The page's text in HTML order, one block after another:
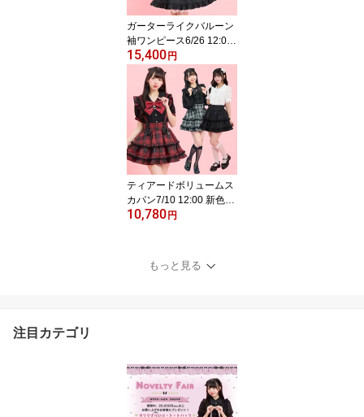
ガーターライクバルーン
袖ワンピース6/26 12:00
販売スタートsecrethone
y シークレットハニ
ー シーハニ 量産型
地雷系 参戦服 レディ
ース ワンピ 可愛い
ワイン ブラック 黒
15,400円
ティアードボリュームス
カパン7/10 12:00 新色登
場11/27 12:00 販売スタ
ニ 量産型 レディー
ス ガーリー スカー
10,780円
もっと見る
注目カテゴリ